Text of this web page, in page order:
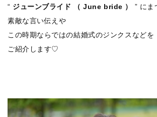
“ ジューンブライド （ June bride ）
” にま
素敵な言い伝えや
この時期ならではの結婚式のジンクスなどを
ご紹介します♡